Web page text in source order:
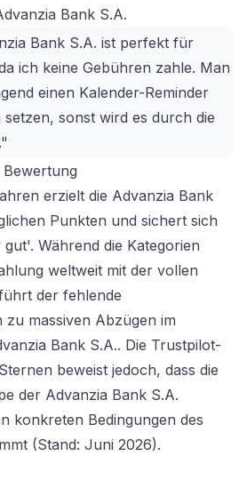
Bank S.A.
Bank S.A. ist perfekt für
ich keine Gebühren zahle. Man
einen Kalender-Reminder
sonst wird es durch die
erzielt die Advanzia Bank
Punkten und sichert sich
Während die Kategorien
weltweit mit der vollen
der fehlende
zu massiven Abzügen im
Bank S.A.. Die Trustpilot-
beweist jedoch, dass die
der Advanzia Bank S.A.
konkreten Bedingungen des
(Stand: Juni 2026).